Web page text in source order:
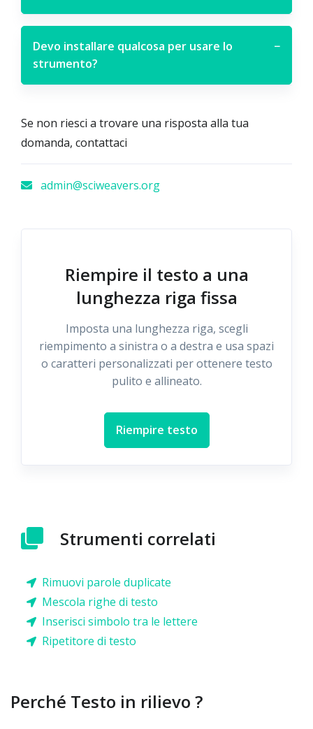
Devo installare qualcosa per usare lo
strumento?
−
Se non riesci a trovare una risposta alla tua
domanda, contattaci
admin@sciweavers.org
Riempire il testo a una
lunghezza riga fissa
Imposta una lunghezza riga, scegli
riempimento a sinistra o a destra e usa spazi
o caratteri personalizzati per ottenere testo
pulito e allineato.
Riempire testo
Strumenti correlati
Rimuovi parole duplicate
Mescola righe di testo
Inserisci simbolo tra le lettere
Ripetitore di testo
Perché Testo in rilievo ?